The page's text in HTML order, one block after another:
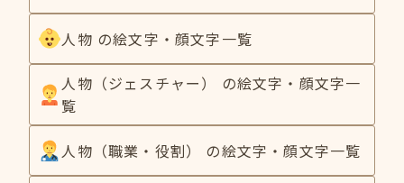
人物 の絵文字・顔文字一覧
人物（ジェスチャー） の絵文字・顔文字一
覧
人物（職業・役割） の絵文字・顔文字一覧